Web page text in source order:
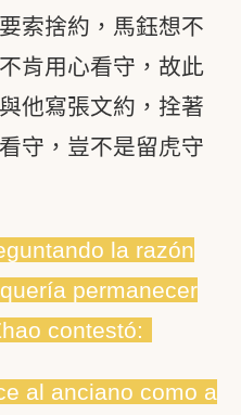
索捨約，馬鈺想不
肯用心看守，故此
他寫張文約，拴著
守，豈不是留虎守
la razón
permanecer
contestó:
al anciano como a